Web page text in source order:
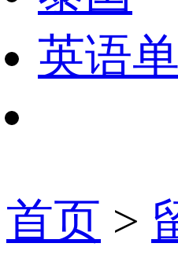
英语
首页 >